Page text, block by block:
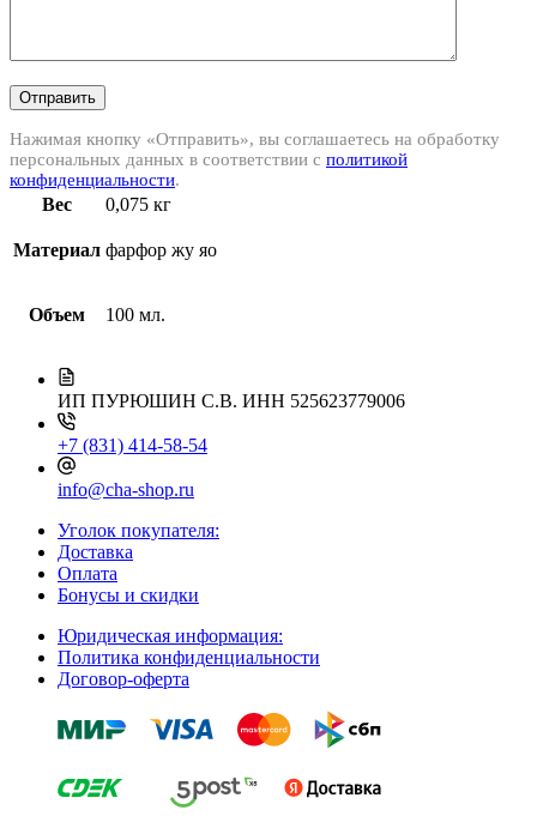
Отправить
Нажимая кнопку «Отправить», вы соглашаетесь на обработку
персональных данных в соответствии с политикой
конфиденциальности.
Вес 0,075 кг
Материал фарфор жу яо
Объем 100 мл.
ИП ПУРЮШИН С.В. ИНН 525623779006
+7 (831) 414-58-54
info@cha-shop.ru
Уголок покупателя:
Доставка
Оплата
Бонусы и скидки
Юридическая информация:
Политика конфиденциальности
Договор-оферта